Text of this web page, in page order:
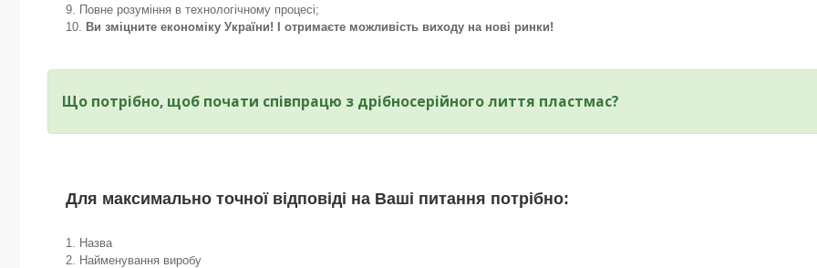
Повне розуміння в технологічному процесі;
Ви зміцните економіку України! І отримаєте можливість виходу на нові ринки!
Що потрібно, щоб почати співпрацю з дрібносерійного лиття пластмас?
Для максимально точної відповіді на Ваші питання потрібно:
1. Назва
2. Найменування виробу